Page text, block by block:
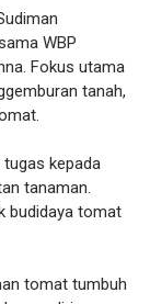
WBP
Fokus utama
tanah,
kepada
tanaman.
budidaya tomat
tomat tumbuh